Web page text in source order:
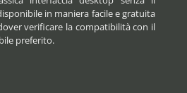
in maniera facile e gratuita
verificare la compatibilità con il
preferito.